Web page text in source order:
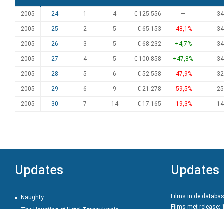
2005 24 1 4 € 125.556 — 34
2005 25 2 5 € 65.153 -48,1% 34
2005 26 3 5 € 68.232 +4,7% 34
2005 27 4 5 € 100.858 +47,8% 34
2005 28 5 6 € 52.558 -47,9% 32
2005 29 6 9 € 21.278 -59,5% 25
2005 30 7 14 € 17.165 -19,3% 14
Updates
Naughty
Updates
Films in de
Films met release: